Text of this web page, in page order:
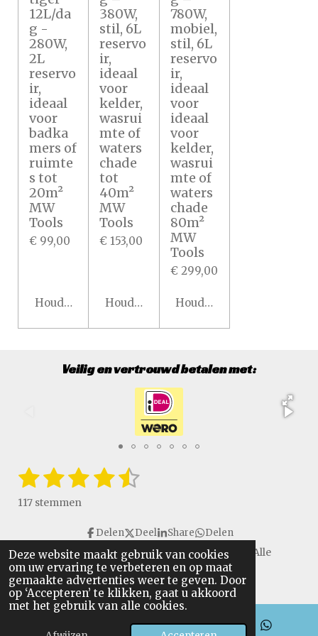
Deze website maakt gebruik van cookies
om uw ervaring te verbeteren en op maat
gemaakte advertenties weer te geven. Door
op ‘Accepteren’ te klikken, gaat u akkoord
met het gebruik van alle cookies.
12L/da
g -
280W,
2L
reservo
ir,
ideaal
voor
badka
mers of
ruimte
s tot
20m²
MW
Tools
€ 99,00
Houd mij op de hoogte
380W,
stil, 6L
reservo
ir,
ideaal
voor
kelder,
wasrui
mte of
waters
chade
tot
40m²
MW
Tools
€ 153,00
Houd mij op de hoogte
780W,
mobiel,
stil, 6L
reservo
ir,
ideaal
voor
ideaal
voor
kelder,
wasrui
mte of
waters
chade
80m²
MW
Tools
€ 299,00
Houd mij op de hoogte
Veilig en vertrouwd betalen met:
R
a
t
n
g
:
4
.
1
s
e
r
2
s
e
r
r
e
3
s
e
r
r
e
4
t
e
r
r
e
5
t
e
r
r
e
S
e
n
117 stemmen
Delen Deel Share Delen
Copyright © 2016 - 2026 VanGulikSpecialTools. Alle
rechten voorbehouden.